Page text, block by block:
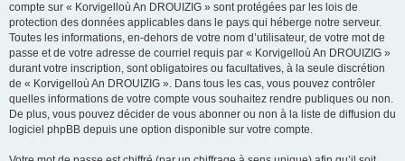
compte sur « Korvigelloù An DROUIZIG » sont protégées par les lois de
protection des données applicables dans le pays qui héberge notre serveur.
Toutes les informations, en-dehors de votre nom d’utilisateur, de votre mot de
passe et de votre adresse de courriel requis par « Korvigelloù An DROUIZIG »
durant votre inscription, sont obligatoires ou facultatives, à la seule discrétion
de « Korvigelloù An DROUIZIG ». Dans tous les cas, vous pouvez contrôler
quelles informations de votre compte vous souhaitez rendre publiques ou non.
De plus, vous pouvez décider de vous abonner ou non à la liste de diffusion du
logiciel phpBB depuis une option disponible sur votre compte.